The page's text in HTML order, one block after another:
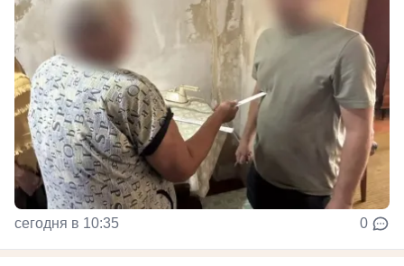
сегодня в 10:35 0